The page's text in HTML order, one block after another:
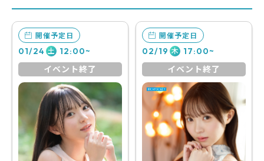
開催予定日
01/24 土 12:00~
イベント終了
開催予定日
02/19 木 17:00~
イベント終了